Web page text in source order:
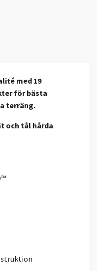
med 19
för bästa
terräng.
och tål hårda